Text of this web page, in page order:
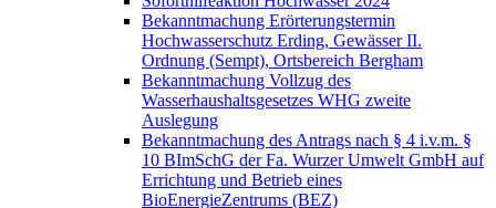
Bekanntmachung Erörterungstermin
Hochwasserschutz Erding, Gewässer II.
Ordnung (Sempt), Ortsbereich Bergham
Bekanntmachung Vollzug des
Wasserhaushaltsgesetzes WHG zweite
Auslegung
Bekanntmachung des Antrags nach § 4 i.v.m. §
10 BImSchG der Fa. Wurzer Umwelt GmbH auf
Errichtung und Betrieb eines
BioEnergieZentrums (BEZ)